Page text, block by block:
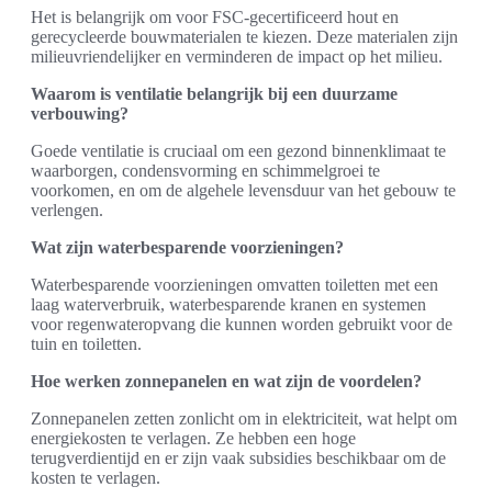
Het is belangrijk om voor FSC-gecertificeerd hout en
gerecycleerde bouwmaterialen te kiezen. Deze materialen zijn
milieuvriendelijker en verminderen de impact op het milieu.
Waarom is ventilatie belangrijk bij een duurzame
verbouwing?
Goede ventilatie is cruciaal om een gezond binnenklimaat te
waarborgen, condensvorming en schimmelgroei te
voorkomen, en om de algehele levensduur van het gebouw te
verlengen.
Wat zijn waterbesparende voorzieningen?
Waterbesparende voorzieningen omvatten toiletten met een
laag waterverbruik, waterbesparende kranen en systemen
voor regenwateropvang die kunnen worden gebruikt voor de
tuin en toiletten.
Hoe werken zonnepanelen en wat zijn de voordelen?
Zonnepanelen zetten zonlicht om in elektriciteit, wat helpt om
energiekosten te verlagen. Ze hebben een hoge
terugverdientijd en er zijn vaak subsidies beschikbaar om de
kosten te verlagen.